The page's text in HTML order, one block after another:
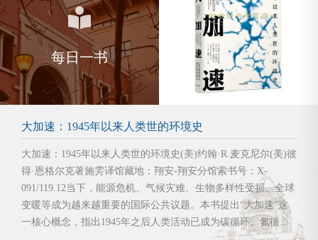
每日一书
大加速：1945年以来人类世的环境史
大加速：1945年以来人类世的环境史(美)约翰·R.麦克尼尔(美)彼
得·恩格尔克著施雱译馆藏地：翔安-翔安分馆索书号：X-
091/119.12当下，能源危机、气候灾难、生物多样性受损、全球
变暖等成为越来越重要的国际公共议题。本书提出“大加速”这
一核心概念，指出1945年之后人类活动已成为碳循环、氮循...